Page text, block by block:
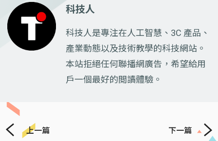
科技人
科技人是專注在人工智慧、3C 產品、
產業動態以及技術教學的科技網站。
本站拒絕任何聯播網廣告，希望給用
戶一個最好的閲讀體驗。
上一篇 下一篇